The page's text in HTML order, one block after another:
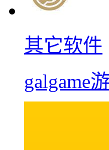
其它软件
galgame